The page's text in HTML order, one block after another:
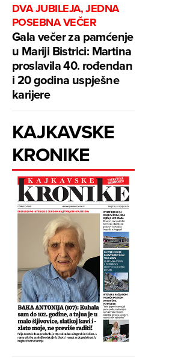
DVA JUBILEJA, JEDNA
POSEBNA VEČER
Gala večer za pamćenje
u Mariji Bistrici: Martina
proslavila 40. rođendan
i 20 godina uspješne
karijere
KAJKAVSKE
KRONIKE